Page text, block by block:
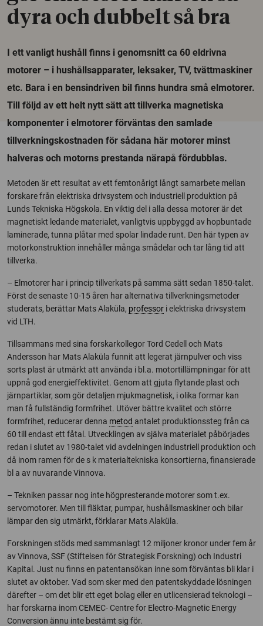
dyra och dubbelt så bra
I ett vanligt hushåll finns i genomsnitt ca 60 eldrivna
motorer – i hushållsapparater, leksaker, TV, tvättmaskiner
etc. Bara i en bensindriven bil finns hundra små elmotorer.
Till följd av ett helt nytt sätt att tillverka magnetiska
komponenter i elmotorer förväntas den samlade
tillverkningskostnaden för sådana här motorer minst
halveras och motorns prestanda närapå fördubblas.
Metoden är ett resultat av ett femtonårigt långt samarbete mellan
forskare från elektriska drivsystem och industriell produktion på
Lunds Tekniska Högskola. En viktig del i alla dessa motorer är det
magnetiskt ledande materialet, vanligtvis uppbyggd av hopbuntade
laminerade, tunna plåtar med spolar lindade runt. Den här typen av
motorkonstruktion innehåller många smådelar och tar lång tid att
tillverka.
– Elmotorer har i princip tillverkats på samma sätt sedan 1850-talet.
Först de senaste 10-15 åren har alternativa tillverkningsmetoder
studerats, berättar Mats Alaküla, professor i elektriska drivsystem
vid LTH.
Tillsammans med sina forskarkollegor Tord Cedell och Mats
Andersson har Mats Alaküla funnit att legerat järnpulver och viss
sorts plast är utmärkt att använda i bl.a. motortillämpningar för att
uppnå god energieffektivitet. Genom att gjuta flytande plast och
järnpartiklar, som gör detaljen mjukmagnetisk, i olika formar kan
man få fullständig formfrihet. Utöver bättre kvalitet och större
formfrihet, reducerar denna metod antalet produktionssteg från ca
60 till endast ett fåtal. Utvecklingen av själva materialet påbörjades
redan i slutet av 1980-talet vid avdelningen industriell produktion och
då inom ramen för de s k materialtekniska konsortierna, finansierade
bl a av nuvarande Vinnova.
– Tekniken passar nog inte högpresterande motorer som t.ex.
servomotorer. Men till fläktar, pumpar, hushållsmaskiner och bilar
lämpar den sig utmärkt, förklarar Mats Alaküla.
Forskningen stöds med sammanlagt 12 miljoner kronor under fem år
av Vinnova, SSF (Stiftelsen för Strategisk Forskning) och Industri
Kapital. Just nu finns en patentansökan inne som förväntas bli klar i
slutet av oktober. Vad som sker med den patentskyddade lösningen
därefter – om det blir ett eget bolag eller en utlicensierad teknologi –
har forskarna inom CEMEC- Centre for Electro-Magnetic Energy
Conversion ännu inte bestämt sig för.